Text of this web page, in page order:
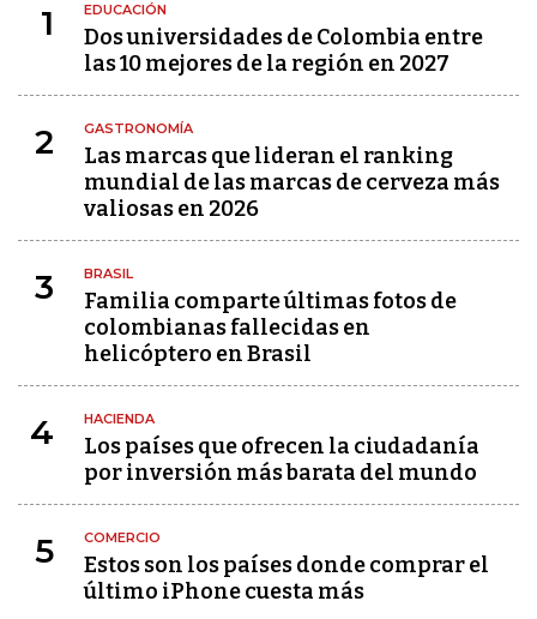
1 EDUCACIÓN
Dos universidades de Colombia entre
las 10 mejores de la región en 2027
2 GASTRONOMÍA
Las marcas que lideran el ranking
mundial de las marcas de cerveza más
valiosas en 2026
3 BRASIL
Familia comparte últimas fotos de
colombianas fallecidas en
helicóptero en Brasil
4 HACIENDA
Los países que ofrecen la ciudadanía
por inversión más barata del mundo
5 COMERCIO
Estos son los países donde comprar el
último iPhone cuesta más